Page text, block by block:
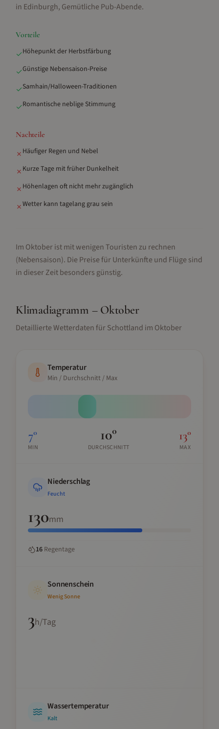
in Edinburgh, Gemütliche Pub-Abende.
Vorteile
✓Höhepunkt der Herbstfärbung
✓Günstige Nebensaison-Preise
✓Samhain/Halloween-Traditionen
✓Romantische neblige Stimmung
Nachteile
✗ Häufiger Regen und Nebel
✗ Kurze Tage mit früher Dunkelheit
✗ Höhenlagen oft nicht mehr zugänglich
✗Wetter kann tagelang grau sein
Im Oktober ist mit wenigen Touristen zu rechnen
(Nebensaison). Die Preise für Unterkünfte und Flüge sind
in dieser Zeit besonders günstig.
Klimadiagramm – Oktober
Detaillierte Wetterdaten fürSchottland im Oktober
Temperatur
Min / Durchschnitt / Max
7°
MIN
10°
DURCHSCHNITT
13°
MAX
Niederschlag
Feucht
130mm
16 Regentage
Sonnenschein
Wenig Sonne
3h/Tag
Wassertemperatur
Kalt